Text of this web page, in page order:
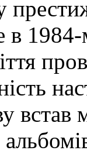
у
1984-
встав